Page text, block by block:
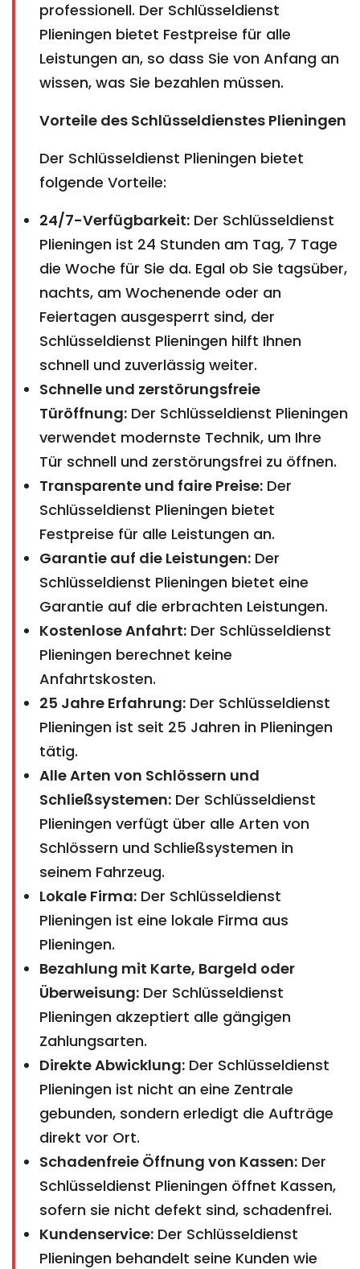
professionell. Der Schlüsseldienst
Plieningen bietet Festpreise für alle
Leistungen an, so dass Sie von Anfang an
wissen, was Sie bezahlen müssen.
Vorteile des Schlüsseldienstes Plieningen
Der Schlüsseldienst Plieningen bietet
folgende Vorteile:
24/7-Verfügbarkeit: Der Schlüsseldienst
Plieningen ist 24 Stunden am Tag, 7 Tage
die Woche für Sie da. Egal ob Sie tagsüber,
nachts, am Wochenende oder an
Feiertagen ausgesperrt sind, der
Schlüsseldienst Plieningen hilft Ihnen
schnell und zuverlässig weiter.
Schnelle und zerstörungsfreie
Türöffnung: Der Schlüsseldienst Plieningen
verwendet modernste Technik, um Ihre
Tür schnell und zerstörungsfrei zu öffnen.
Transparente und faire Preise: Der
Schlüsseldienst Plieningen bietet
Festpreise für alle Leistungen an.
Garantie auf die Leistungen: Der
Schlüsseldienst Plieningen bietet eine
Garantie auf die erbrachten Leistungen.
Kostenlose Anfahrt: Der Schlüsseldienst
Plieningen berechnet keine
Anfahrtskosten.
25 Jahre Erfahrung: Der Schlüsseldienst
Plieningen ist seit 25 Jahren in Plieningen
tätig.
Alle Arten von Schlössern und
Schließsystemen: Der Schlüsseldienst
Plieningen verfügt über alle Arten von
Schlössern und Schließsystemen in
seinem Fahrzeug.
Lokale Firma: Der Schlüsseldienst
Plieningen ist eine lokale Firma aus
Plieningen.
Bezahlung mit Karte, Bargeld oder
Überweisung: Der Schlüsseldienst
Plieningen akzeptiert alle gängigen
Zahlungsarten.
Direkte Abwicklung: Der Schlüsseldienst
Plieningen ist nicht an eine Zentrale
gebunden, sondern erledigt die Aufträge
direkt vor Ort.
Schadenfreie Öffnung von Kassen: Der
Schlüsseldienst Plieningen öffnet Kassen,
sofern sie nicht defekt sind, schadenfrei.
Kundenservice: Der Schlüsseldienst
Plieningen behandelt seine Kunden wie